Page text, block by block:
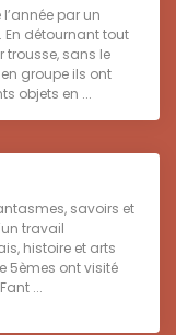
par un
En détournant tout
trousse, sans le
en groupe ils ont
objets en ...
savoirs et
travail
histoire et arts
5èmes ont visité
...